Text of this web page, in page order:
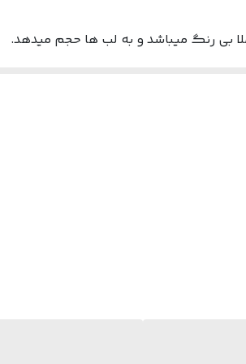
بی رنگ میباشد و به لب ها حجم میدهد.
پر تر میشود.